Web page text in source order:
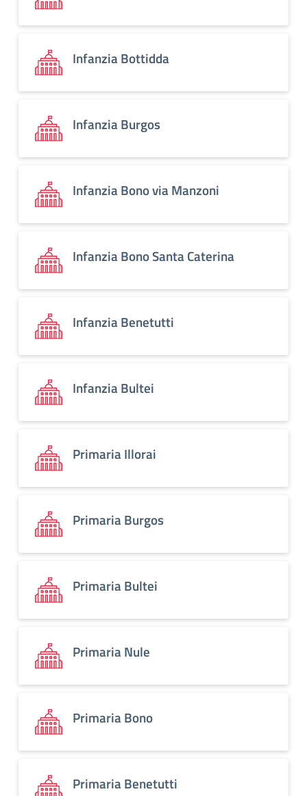
Infanzia Bottidda
Infanzia Burgos
Infanzia Bono via Manzoni
Infanzia Bono Santa Caterina
Infanzia Benetutti
Infanzia Bultei
Primaria Illorai
Primaria Burgos
Primaria Bultei
Primaria Nule
Primaria Bono
Primaria Benetutti